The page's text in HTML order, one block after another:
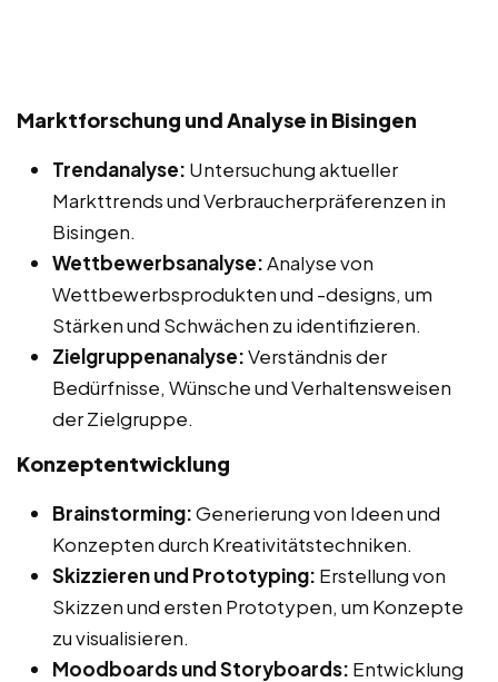
Marktforschung und Analyse in Bisingen
Trendanalyse: Untersuchung aktueller
Markttrends und Verbraucherpräferenzen in
Bisingen.
Wettbewerbsanalyse:Analyse von
Wettbewerbsprodukten und -designs, um
Stärken und Schwächen zu identifizieren.
Zielgruppenanalyse:Verständnis der
Bedürfnisse, Wünsche und Verhaltensweisen
der Zielgruppe.
Konzeptentwicklung
Brainstorming:Generierung von Ideen und
Konzepten durch Kreativitätstechniken.
Skizzieren und Prototyping: Erstellung von
Skizzen und ersten Prototypen, um Konzepte
zu visualisieren.
Moodboards und Storyboards: Entwicklung